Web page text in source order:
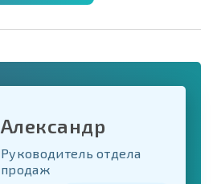
Александр
Руководитель отдела
продаж